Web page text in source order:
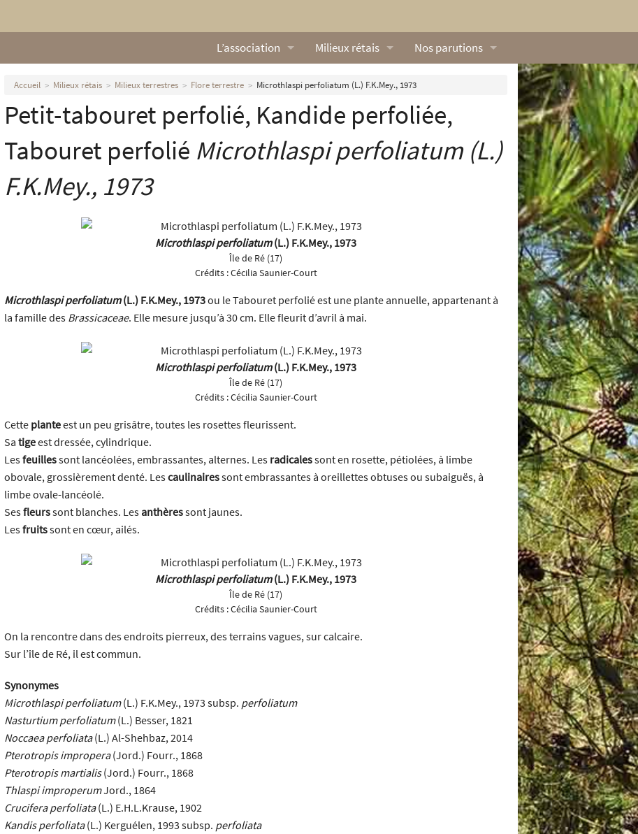
L’association
Qui sommes nous ?
Nos missions
Nos statuts
Nous contacter
Actualités
Milieux rétais
Lexique
Galerie rétaise
Milieux marins
Nos parutions
Dossiers
L’Œillet des dunes
Livres
Vidéos naturalistes de Ré Nature
Accueil Milieux rétais Milieux terrestres Flore terrestre Microthlaspi perfoliatum (L.) F.K.Mey., 1973
Petit-tabouret perfolié, Kandide perfoliée,
Tabouret perfolié Microthlaspi perfoliatum(L.)
F.K.Mey., 1973
Microthlaspi perfoliatum(L.) F.K.Mey., 1973
Île de Ré (17)
Crédits :Cécilia Saunier-Court
Microthlaspi perfoliatum(L.) F.K.Mey., 1973ou le Tabouret perfolié est une plante annuelle, appartenant à
la famille des Brassicaceae. Elle mesure jusqu’à 30 cm. Elle fleurit d’avril à mai.
Microthlaspi perfoliatum(L.) F.K.Mey., 1973
Île de Ré (17)
Crédits :Cécilia Saunier-Court
Cette planteest un peu grisâtre, toutes les rosettes fleurissent.
Sa tigeest dressée, cylindrique.
Lesfeuillessont lancéolées, embrassantes, alternes. Les radicalessont en rosette, pétiolées, à limbe
obovale, grossièrement denté. Lescaulinairessont embrassantes à oreillettes obtuses ou subaiguës, à
limbe ovale-lancéolé.
Sesfleurssont blanches. Les anthèressont jaunes.
Lesfruitssont en cœur, ailés.
Microthlaspi perfoliatum(L.) F.K.Mey., 1973
Île de Ré (17)
Crédits :Cécilia Saunier-Court
On la rencontre dans des endroits pierreux, des terrains vagues, sur calcaire.
Sur l’île de Ré, il est commun.
Synonymes
Microthlaspi perfoliatum(L.) F.K.Mey., 1973 subsp. perfoliatum
Nasturtium perfoliatum(L.) Besser, 1821
Noccaea perfoliata(L.) Al-Shehbaz, 2014
Pterotropis impropera(Jord.) Fourr., 1868
Pterotropis martialis(Jord.) Fourr., 1868
Thlaspi improperumJord., 1864
Crucifera perfoliata(L.) E.H.L.Krause, 1902
Kandis perfoliata(L.) Kerguélen, 1993 subsp. perfoliata